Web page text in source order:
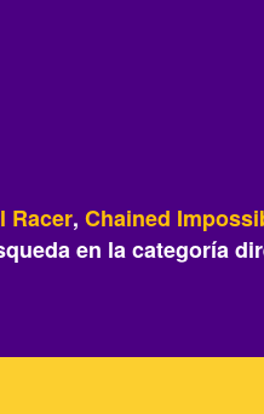
Racer, Chained
en la categoría